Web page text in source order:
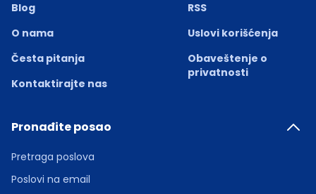
Blog
O nama
Česta pitanja
Kontaktirajte nas
RSS
Uslovi korišćenja
Obaveštenje o
privatnosti
Pronađite posao
Pretraga poslova
Poslovi na email